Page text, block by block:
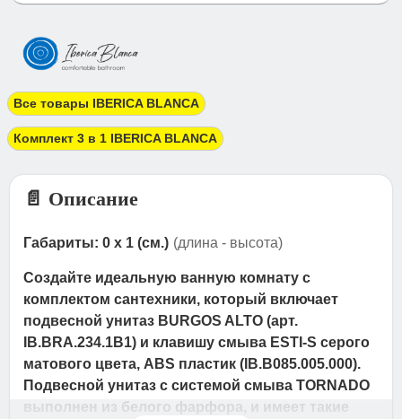
Все товары IBERICA BLANCA
Комплект 3 в 1 IBERICA BLANCA
📄 Описание
Габариты: 0 x 1 (см.) (длина - высота)
Создайте идеальную ванную комнату с
комплектом сантехники, который включает
подвесной унитаз BURGOS ALTO (арт.
IB.BRA.234.1B1) и клавишу смыва ESTI-S серого
матового цвета, ABS пластик (IB.B085.005.000).
Подвесной унитаз с системой смыва TORNADO
выполнен из белого фарфора, и имеет такие